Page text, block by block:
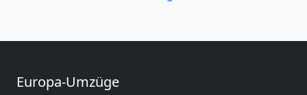
Europa-Umzüge